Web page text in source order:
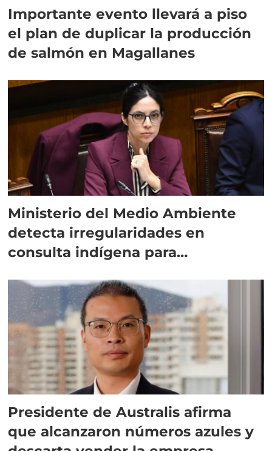
Importante evento llevará a piso
el plan de duplicar la producción
de salmón en Magallanes
Ministerio del Medio Ambiente
detecta irregularidades en
consulta indígena para
Presidente de Australis afirma
que alcanzaron números azules y